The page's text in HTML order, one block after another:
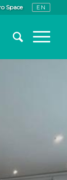
Space